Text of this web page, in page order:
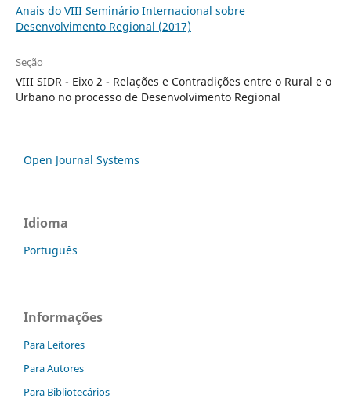
Anais do VIII Seminário Internacional sobre
Desenvolvimento Regional (2017)
Seção
VIII SIDR - Eixo 2 - Relações e Contradições entre o Rural e o
Urbano no processo de Desenvolvimento Regional
Open Journal Systems
Idioma
Português
Informações
Para Leitores
Para Autores
Para Bibliotecários